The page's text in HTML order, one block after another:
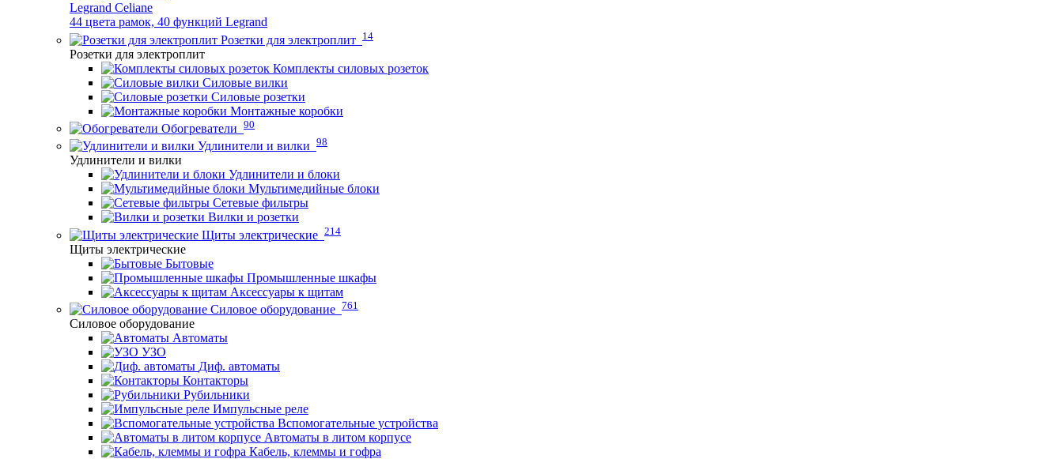
Legrand Celiane
44 цвета рамок, 40 функций Legrand
Розетки для электроплит 14
Розетки для электроплит
Комплекты силовых розеток
Силовые вилки
Силовые розетки
Монтажные коробки
Обогреватели 90
Удлинители и вилки 98
Удлинители и вилки
Удлинители и блоки
Мультимедийные блоки
Сетевые фильтры
Вилки и розетки
Щиты электрические 214
Щиты электрические
Бытовые
Промышленные шкафы
Аксессуары к щитам
Силовое оборудование 761
Силовое оборудование
Автоматы
УЗО
Диф. автоматы
Контакторы
Рубильники
Импульсные реле
Вспомогательные устройства
Автоматы в литом корпусе
Кабель, клеммы и гофра